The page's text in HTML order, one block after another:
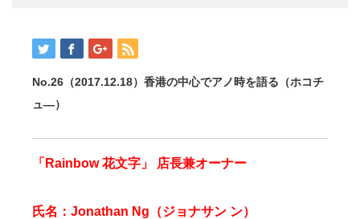
No.26（2017.12.18）香港の中心でアノ時を語る（ホコチ
ュ―）
「Rainbow 花文字」 店長兼オーナー
氏名：Jonathan Ng（ジョナサン ン）